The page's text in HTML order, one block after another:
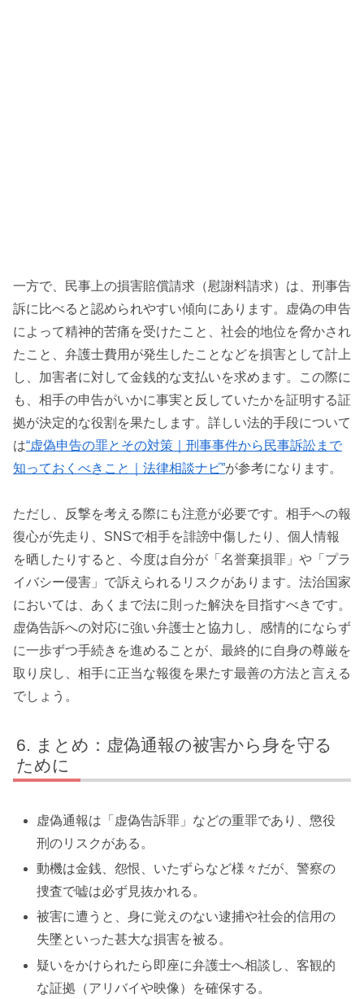
一方で、民事上の損害賠償請求（慰謝料請求）は、刑事告
訴に比べると認められやすい傾向にあります。虚偽の申告
によって精神的苦痛を受けたこと、社会的地位を脅かされ
たこと、弁護士費用が発生したことなどを損害として計上
し、加害者に対して金銭的な支払いを求めます。この際に
も、相手の申告がいかに事実と反していたかを証明する証
拠が決定的な役割を果たします。詳しい法的手段について
は“虚偽申告の罪とその対策｜刑事事件から民事訴訟まで
知っておくべきこと｜法律相談ナビ”が参考になります。
ただし、反撃を考える際にも注意が必要です。相手への報
復心が先走り、SNSで相手を誹謗中傷したり、個人情報
を晒したりすると、今度は自分が「名誉棄損罪」や「プラ
イバシー侵害」で訴えられるリスクがあります。法治国家
においては、あくまで法に則った解決を目指すべきです。
虚偽告訴への対応に強い弁護士と協力し、感情的にならず
に一歩ずつ手続きを進めることが、最終的に自身の尊厳を
取り戻し、相手に正当な報復を果たす最善の方法と言える
でしょう。
まとめ：虚偽通報の被害から身を守る
ために
虚偽通報は「虚偽告訴罪」などの重罪であり、懲役
刑のリスクがある。
動機は金銭、怨恨、いたずらなど様々だが、警察の
捜査で嘘は必ず見抜かれる。
被害に遭うと、身に覚えのない逮捕や社会的信用の
失墜といった甚大な損害を被る。
疑いをかけられたら即座に弁護士へ相談し、客観的
な証拠（アリバイや映像）を確保する。